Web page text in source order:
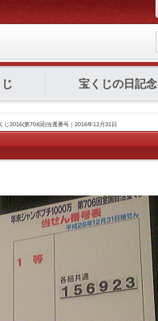
宝くじの日記念
じ2016(第704回)当選番号｜2016年12月31日